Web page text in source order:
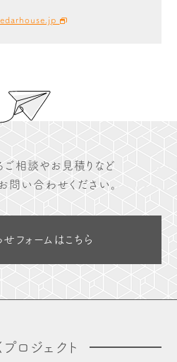
ご相談やお見積りなど
問い合わせください。
フォームはこちら
プロジェクト